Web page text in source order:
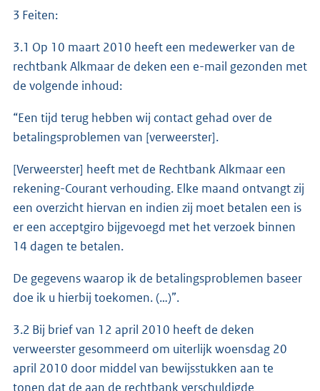
3 Feiten:
3.1 Op 10 maart 2010 heeft een medewerker van de
rechtbank Alkmaar de deken een e-mail gezonden met
de volgende inhoud:
“Een tijd terug hebben wij contact gehad over de
betalingsproblemen van [verweerster].
[Verweerster] heeft met de Rechtbank Alkmaar een
rekening-Courant verhouding. Elke maand ontvangt zij
een overzicht hiervan en indien zij moet betalen een is
er een acceptgiro bijgevoegd met het verzoek binnen
14 dagen te betalen.
De gegevens waarop ik de betalingsproblemen baseer
doe ik u hierbij toekomen. (…)”.
3.2 Bij brief van 12 april 2010 heeft de deken
verweerster gesommeerd om uiterlijk woensdag 20
april 2010 door middel van bewijsstukken aan te
tonen dat de aan de rechtbank verschuldigde